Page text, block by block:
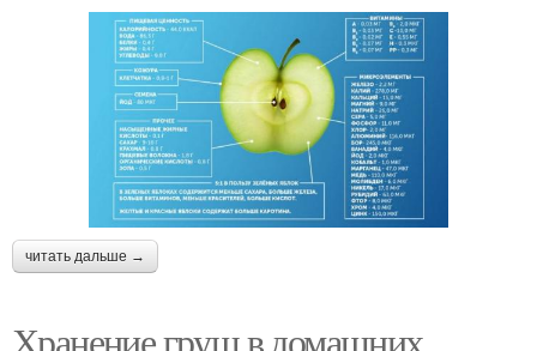
читать дальше →